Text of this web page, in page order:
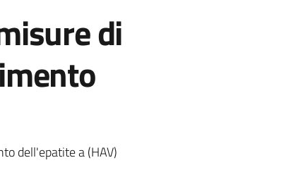
di
dell'epatite a (HAV)